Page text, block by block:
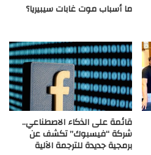
ما أسباب موت غابات سيبيريا؟
قائمة على الذكاء الاصطناعي..
شركة “فيسبوك” تكشف عن
برمجية جديدة للترجمة الآلية